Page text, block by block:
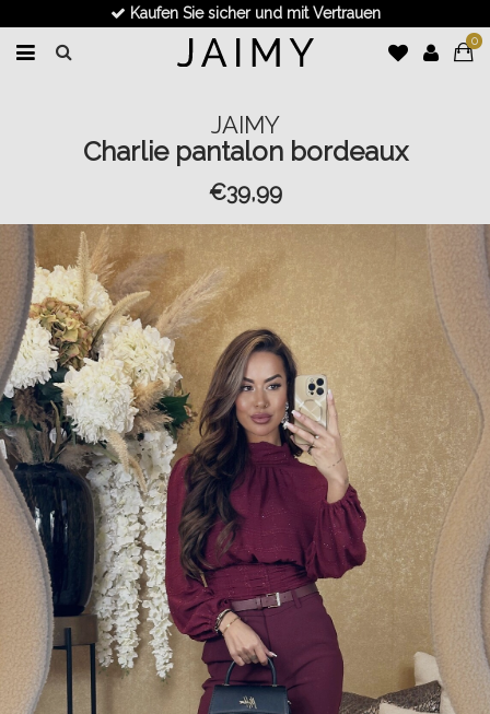
Kaufen Sie sicher und mit Vertrauen
0
JAIMY
Charlie pantalon bordeaux
€39,99